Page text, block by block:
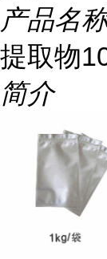
产品名
提取物
简介